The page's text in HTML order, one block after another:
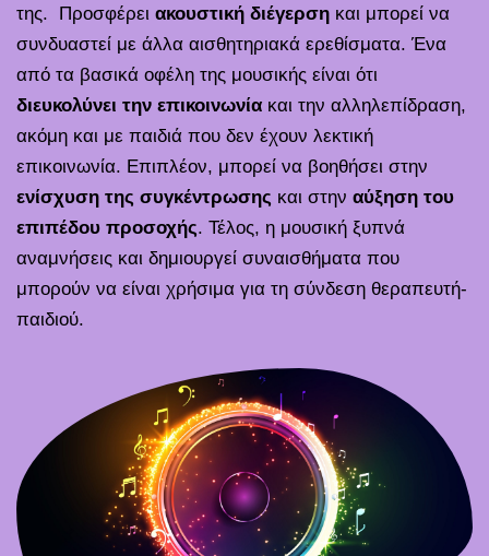
της. Προσφέρει ακουστική διέγερση και μπορεί να
συνδυαστεί με άλλα αισθητηριακά ερεθίσματα. Ένα
από τα βασικά οφέλη της μουσικής είναι ότι
διευκολύνει την επικοινωνία και την αλληλεπίδραση,
ακόμη και με παιδιά που δεν έχουν λεκτική
επικοινωνία. Επιπλέον, μπορεί να βοηθήσει στην
ενίσχυση της συγκέντρωσης και στην αύξηση του
επιπέδου προσοχής. Τέλος, η μουσική ξυπνά
αναμνήσεις και δημιουργεί συναισθήματα που
μπορούν να είναι χρήσιμα για τη σύνδεση θεραπευτή-
παιδιού.